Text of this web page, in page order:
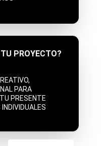
PROYECTO?
PARA
PRESENTE